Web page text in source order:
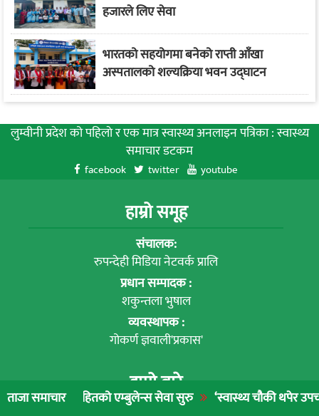
ताजा समाचारएम्बुलेन्स सेवा सुरु ‘स्वास्थ्य चौकी थपेर उपचार गर्नुभन्दा
हजारले लिए सेवा
भारतको सहयोगमा बनेको राप्ती आँखा
अस्पतालको शल्यक्रिया भवन उद्घाटन
लुम्वीनी प्रदेश को पहिलाे र एक मात्र स्वास्थ्य अनलाइन पत्रिका : स्वास्थ्य
समाचार डटकम
facebook twitter youtube
हाम्रो समूह
संचालक:
रुपन्देही मिडिया नेटवर्क प्रालि
प्रधान सम्पादक :
शकुन्तला भुषाल
व्यवस्थापक :
गोकर्ण ज्ञवाली'प्रकास'
हाम्रो बारे